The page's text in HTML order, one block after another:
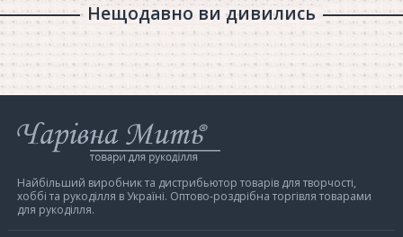
Нещодавно ви дивились
Інтернет-
магазин
Мить
Найбільший виробник та дистрибьютор товарів для творчості,
хоббі та рукоділля в Україні. Оптово-роздрібна торгівля товарами
для рукоділля.